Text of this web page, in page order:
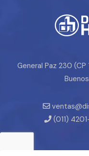
General Paz 230
(011)